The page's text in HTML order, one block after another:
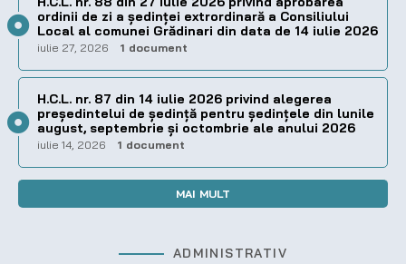
ordinii de zi a şedinţei extrordinară a Consiliului
Local al comunei Grădinari din data de 14 iulie 2026
iulie 27, 2026 1 document
H.C.L. nr. 87 din 14 iulie 2026 privind alegerea
preşedintelui de şedinţă pentru ședințele din lunile
august, septembrie și octombrie ale anului 2026
iulie 14, 2026 1 document
MAI MULT
ADMINISTRATIV